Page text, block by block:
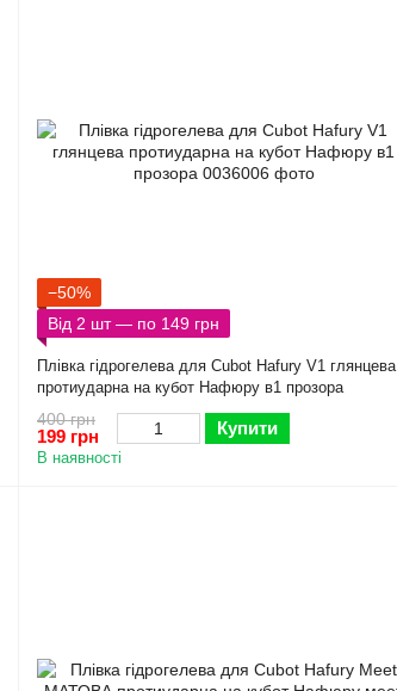
−50%
Від 2 шт — по 149 грн
Плівка гідрогелева для Cubot Hafury V1 глянцева
протиударна на кубот Hафюрy в1 прозора
400 грн
199 грн Купити
В наявності